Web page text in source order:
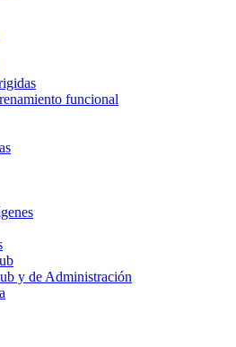
funcional
y de Administración